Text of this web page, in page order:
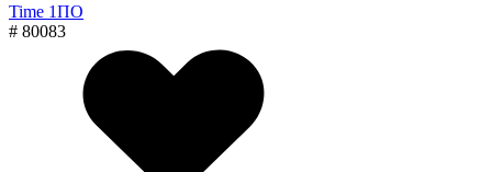
Time 1ПО
# 80083